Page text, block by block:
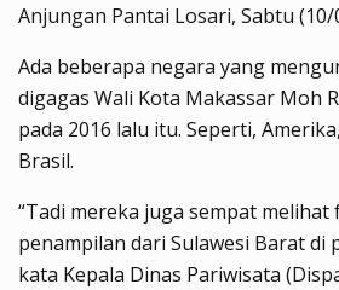
Anjungan Pantai Losari, Sabtu (10/
Ada beberapa negara yang
digagas Wali Kota Makassar Moh
pada 2016 lalu itu. Seperti,
Brasil.
“Tadi mereka juga sempat melihat
penampilan dari Sulawesi Barat di
kata Kepala Dinas Pariwisata